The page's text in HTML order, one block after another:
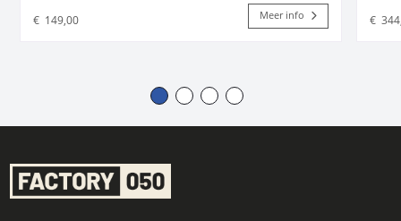
€ 149,00 Meer info €